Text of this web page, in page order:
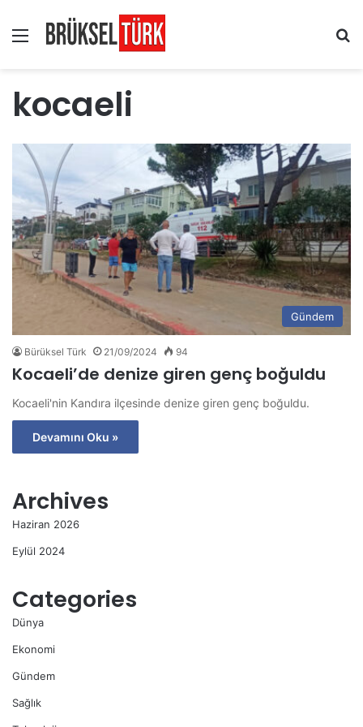
Menü
kocaeli
Gündem
Bürüksel Türk 21/09/2024 94
Kocaeli’de denize giren genç boğuldu
Kocaeli'nin Kandıra ilçesinde denize giren genç boğuldu.
Devamını Oku »
Archives
Haziran 2026
Eylül 2024
Categories
Dünya
Ekonomi
Gündem
Sağlık